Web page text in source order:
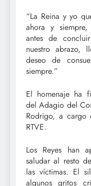
“La Reina y yo
ahora y
antes de
nuestro abrazo,
deseo de
siempre.”
El homenaje ha
del Adagio del
Rodrigo, a cargo
RTVE.
Los Reyes han
saludar al resto
las víctimas. El
algunos gritos